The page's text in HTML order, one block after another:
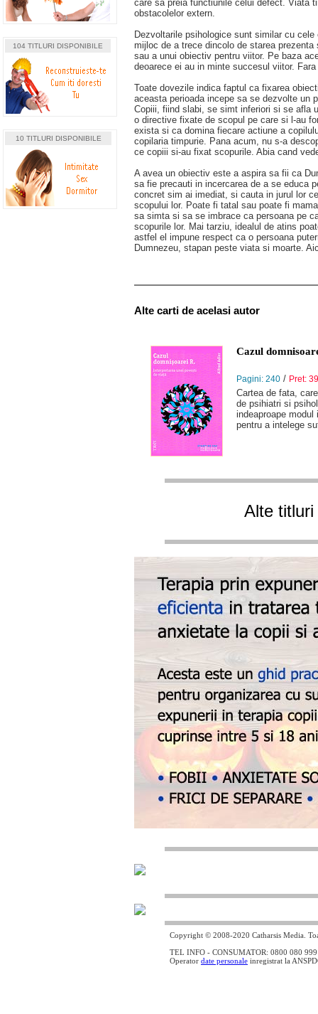
104 TITLURI DISPONIBILE
10 TITLURI DISPONIBILE
care sa preia functiunile celui defect. Viata
obstacolelor extern.
Dezvoltarile psihologice sunt similar cu
mijloc de a trece dincolo de starea
sau a unui obiectiv pentru viitor. Pe baza
deoarece ei au in minte succesul viitor.
Toate dovezile indica faptul ca fixarea
aceasta perioada incepe sa se dezvolte un
Copiii, fiind slabi, se simt inferiori si se afla
o directive fixate de scopul pe care si l-au
exista si ca domina fiecare actiune a
copilaria timpurie. Pana acum, nu s-a
ce copiii si-au fixat scopurile. Abia cand
A avea un obiectiv este a aspira sa fii ca
sa fie precauti in incercarea de a se educa
concret sim ai imediat, si cauta in jurul lor
scopului lor. Poate fi tatal sau poate fi
sa simta si sa se imbrace ca persoana pe
scopurile lor. Mai tarziu, idealul de atins
astfel el impune respect ca o persoana
Dumnezeu, stapan peste viata si moarte.
Alte carti de acelasi autor
Cazul
Pagini: 240 / Pret:
Cartea de fata,
de psihiatri si
indeaproape
pentru a intelege
Alte
Copyright © 2008-2020 Catharsis Media.
TEL INFO - CONSUMATOR: 0800 080
Operator date personale inregistrat la